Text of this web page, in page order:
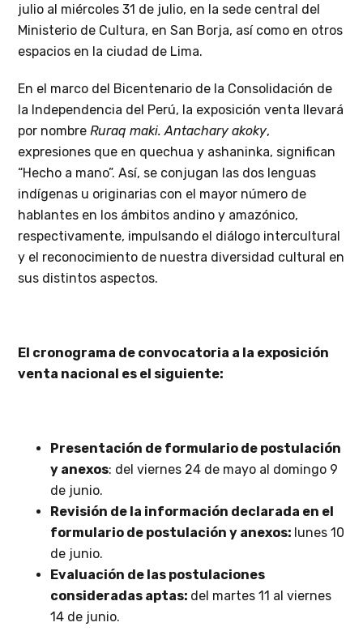
julio al miércoles 31 de julio, en la sede central del
Ministerio de Cultura, en San Borja, así como en otros
espacios en la ciudad de Lima.
En el marco del Bicentenario de la Consolidación de
la Independencia del Perú, la exposición venta llevará
por nombre Ruraq maki. Antachary akoky,
expresiones que en quechua y ashaninka, significan
“Hecho a mano”. Así, se conjugan las dos lenguas
indígenas u originarias con el mayor número de
hablantes en los ámbitos andino y amazónico,
respectivamente, impulsando el diálogo intercultural
y el reconocimiento de nuestra diversidad cultural en
sus distintos aspectos.
El cronograma de convocatoria a la exposición
venta nacional es el siguiente:
Presentación de formulario de postulación
y anexos: del viernes 24 de mayo al domingo 9
de junio.
Revisión de la información declarada en el
formulario de postulación y anexos: lunes 10
de junio.
Evaluación de las postulaciones
consideradas aptas: del martes 11 al viernes
14 de junio.